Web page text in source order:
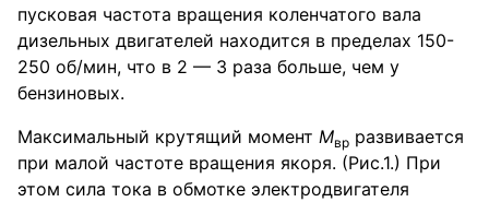
пусковая частота вращения коленчатого вала
дизельных двигателей находится в пределах 150-
250 об/мин, что в 2 — 3 раза больше, чем у
бензиновых.
Максимальный крутящий момент Mвр развивается
при малой частоте вращения якоря. (Рис.1.) При
этом сила тока в обмотке электродвигателя